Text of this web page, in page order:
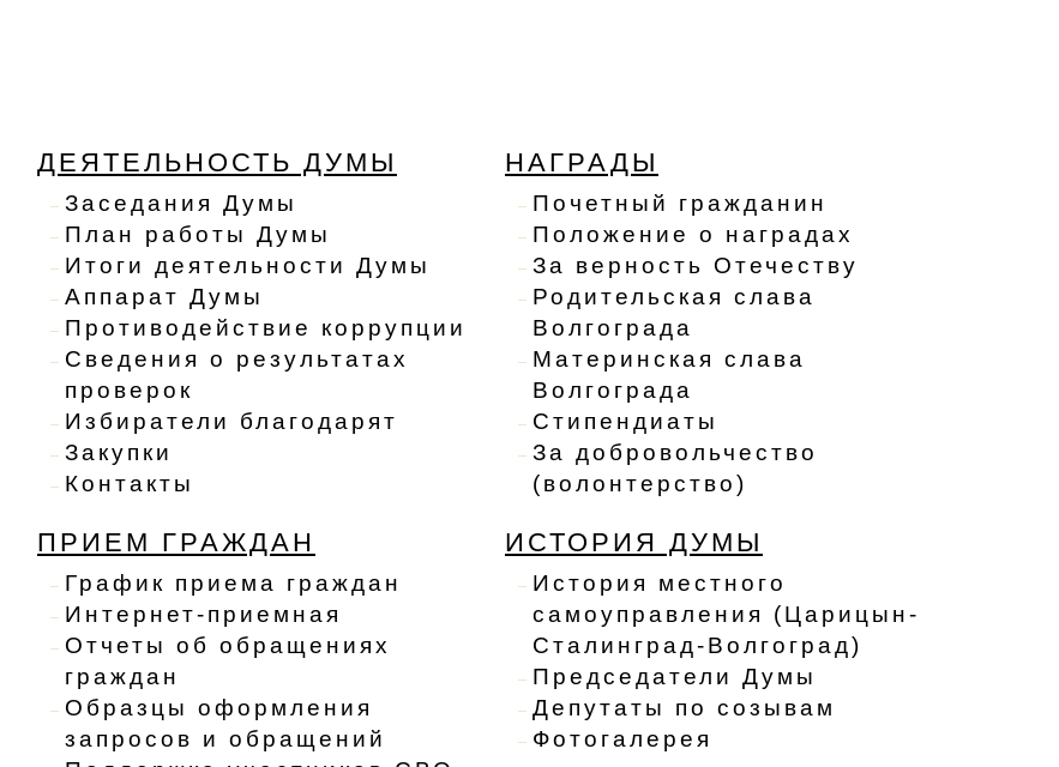
ДЕЯТЕЛЬНОСТЬ ДУМЫ
Заседания Думы
План работы Думы
Итоги деятельности Думы
Аппарат Думы
Противодействие коррупции
Сведения о результатах
проверок
Избиратели благодарят
Закупки
Контакты
ПРИЕМ ГРАЖДАН
График приема граждан
Интернет-приемная
Отчеты об обращениях
граждан
Образцы оформления
запросов и обращений
НАГРАДЫ
Почетный гражданин
Положение о наградах
За верность Отечеству
Родительская слава
Волгограда
Материнская слава
Волгограда
Стипендиаты
За добровольчество
(волонтерство)
ИСТОРИЯ ДУМЫ
История местного
самоуправления (Царицын-
Сталинград-Волгоград)
Председатели Думы
Депутаты по созывам
Фотогалерея